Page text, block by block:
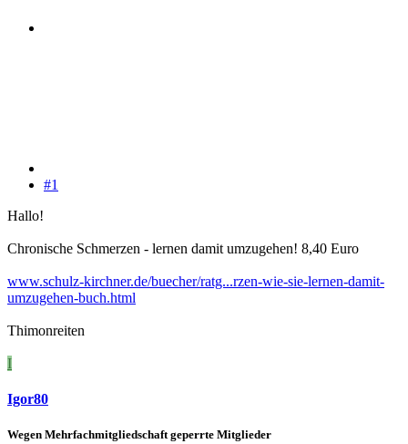
#1
Hallo!
Chronische Schmerzen - lernen damit umzugehen! 8,40 Euro
www.schulz-kirchner.de/buecher/ratg...rzen-wie-sie-lernen-damit-
umzugehen-buch.html
Thimonreiten
I
Igor80
Wegen Mehrfachmitgliedschaft geperrte Mitglieder